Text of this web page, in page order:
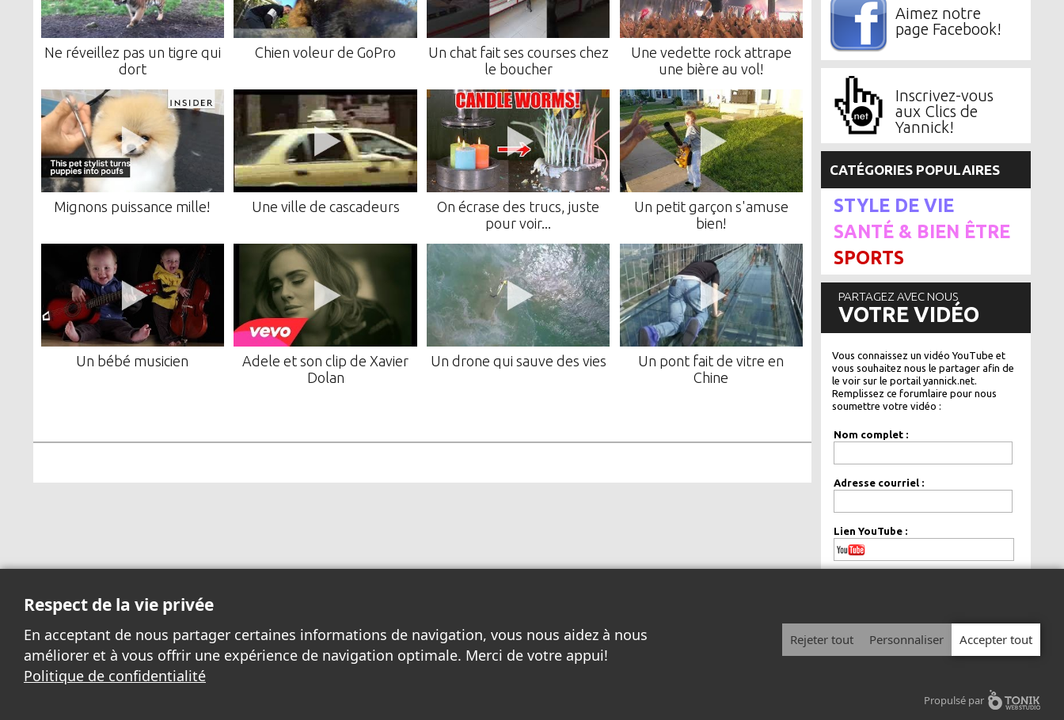
Ne réveillez pas un tigre qui
dort
Chien voleur de GoPro
Un chat fait ses courses chez
le boucher
Une vedette rock attrape
une bière au vol!
Mignons puissance mille! Une ville de cascadeurs
On écrase des trucs, juste
pour voir...
Un petit garçon s'amuse
bien!
Un bébé musicien
Adele et son clip de Xavier
Dolan
Un drone qui sauve des vies
Un pont fait de vitre en
Chine
Aimez notre
page Facebook!
Inscrivez-vous
aux Clics de
Yannick!
CATÉGORIES POPULAIRES
STYLE DE VIE
SANTÉ & BIEN ÊTRE
SPORTS
PARTAGEZ AVEC NOUS
VOTRE VIDÉO
Vous connaissez un vidéo YouTube et
vous souhaitez nous le partager afin de
le voir sur le portail yannick.net.
Remplissez ce forumlaire pour nous
soumettre votre vidéo :
Nom complet :
Adresse courriel :
Lien YouTube :
Afficher votre publicité sur Yannick.net/Nous joindre
Respect de la vie privée
En acceptant de nous partager certaines informations de navigation, vous nous aidez à nous
améliorer et à vous offrir une expérience de navigation optimale. Merci de votre appui!
Politique de confidentialité
Rejeter tout Personnaliser Accepter tout
Propulsé par